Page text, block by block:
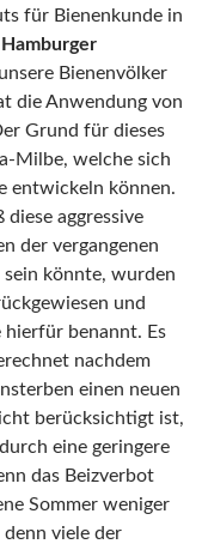
für Bienenkunde in
Hamburger
Bienenvölker
die Anwendung von
Grund für dieses
Milbe, welche sich
entwickeln können.
aggressive
der vergangenen
könnte, wurden
und
hierfür benannt. Es
nachdem
einen neuen
berücksichtigt ist,
eine geringere
das Beizverbot
Sommer weniger
denn viele der